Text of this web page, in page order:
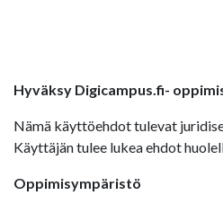
Hyväksy Digicampus.fi-
Nämä käyttöehdot tulevat
Käyttäjän tulee lukea ehdot
Oppimisympäristö